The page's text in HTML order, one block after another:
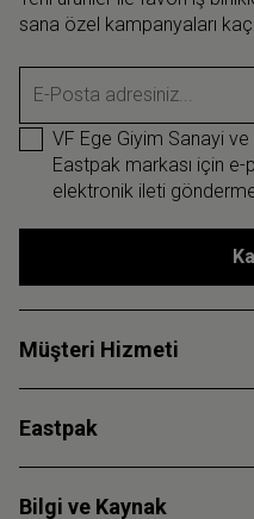
sana özel kampanyaları
E-Posta adresiniz...
VF Ege Giyim Sanayi
Eastpak markası için e-
elektronik ileti
Müşteri Hizmeti
Eastpak
Bilgi ve Kaynak